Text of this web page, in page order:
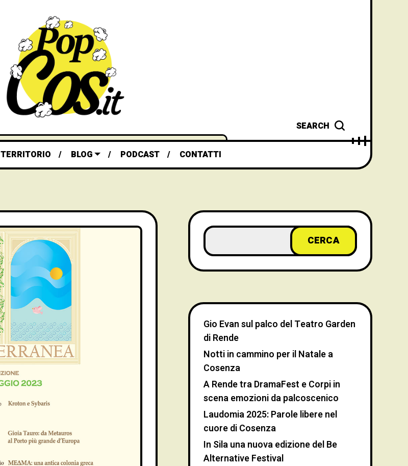
SEARCH
TERRITORIO BLOG PODCAST CONTATTI
CERCA
Gio Evan sul palco del Teatro Garden
di Rende
Notti in cammino per il Natale a
Cosenza
A Rende tra DramaFest e Corpi in
scena emozioni da palcoscenico
Laudomia 2025: Parole libere nel
cuore di Cosenza
In Sila una nuova edizione del Be
Alternative Festival